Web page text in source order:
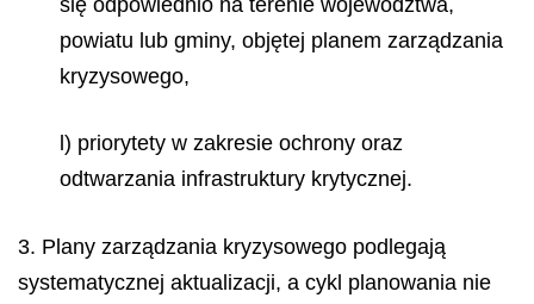
powiatu lub gminy, objętej planem zarządzania
kryzysowego,
l) priorytety w zakresie ochrony oraz
odtwarzania infrastruktury krytycznej.
3. Plany zarządzania kryzysowego podlegają
systematycznej aktualizacji, a cykl planowania nie